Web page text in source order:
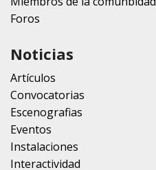
Foros
Noticias
Artículos
Convocatorias
Escenografias
Eventos
Instalaciones
Interactividad